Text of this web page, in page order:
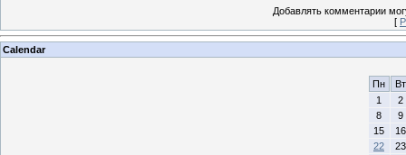
Добавлять комментарии
[
Calendar
Пн
Вт
1
2
8
9
15
16
22
23